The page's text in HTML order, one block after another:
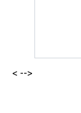
< -->